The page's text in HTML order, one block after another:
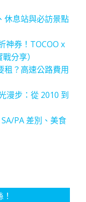
休息站與必訪景點
神券！TOCOO x
分享）
租？高速公路費用
漫步：從 2010 到
PA 差別、美食